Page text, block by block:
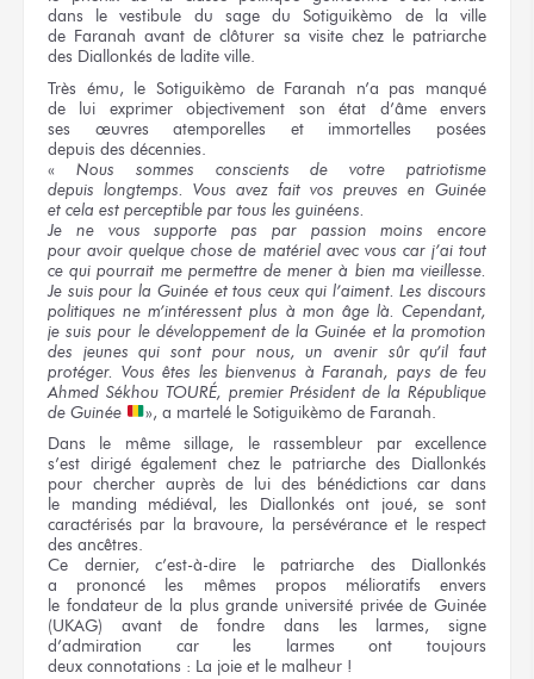
dans le vestibule
du sage du Sotiguikèmo
de la ville
de Faranah avantde clôturer sa visite chez le patriarche
des Diallonkés de ladite ville.
Très ému, le Sotiguikèmo de Faranah
n’a pas manqué
de lui exprimerobjectivement son état d’âme envers
ses œuvres atemporelles et immortelles posées
depuis des décennies.
« Nous sommes conscientsde votre patriotisme
depuis longtemps.
Vous avez fait vos preuves en Guinée
et cela est perceptible par tous les guinéens.
Je ne voussupporte pas par passion moins encore
pour avoir quelque chose de matériel avec vous car j’ai tout
ce qui pourrait me permettre de mener à bien ma vieillesse.
Je suis pourla Guinéeet tous ceux qui l’aiment. Les discours
politiquesne m’intéressent plus à mon âgelà. Cependant,
je suis pour le développement de la Guinée et la promotion
des jeunes qui sont pour nous, un avenirsûrqu’il faut
protéger. Vous êtes les bienvenus à Faranah, pays de feu
Ahmed Sékhou TOURÉ, premier Présidentde la République
de Guinée
»,a martelé le Sotiguikèmo de Faranah.
Dans le mêmesillage, le rassembleur
par excellence
s’est dirigéégalement chez le patriarche des Diallonkés
pour chercherauprèsde lui des bénédictions car dans
le manding médiéval, les Diallonkés ont joué,se sont
caractérisés par la bravoure, la persévérance et le respect
des ancêtres.
Ce dernier, c’est-à-dire le patriarche
des Diallonkés
a prononcé
les mêmes propos mélioratifs envers
le fondateur de la plus grande université privéede Guinée
(UKAG) avantde fondre dans les larmes, signe
d’admiration car les larmes
ont toujours
deux connotations : La joie et le malheur !